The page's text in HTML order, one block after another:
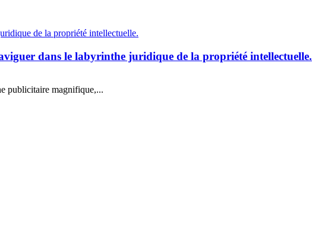
dans le labyrinthe juridique de la propriété intellectuelle.
publicitaire magnifique,...